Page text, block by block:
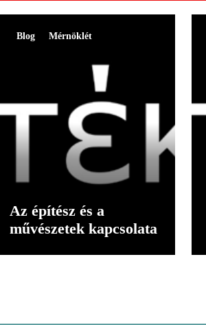
Blog Mérnöklét
Az építész és a
művészetek kapcsolata